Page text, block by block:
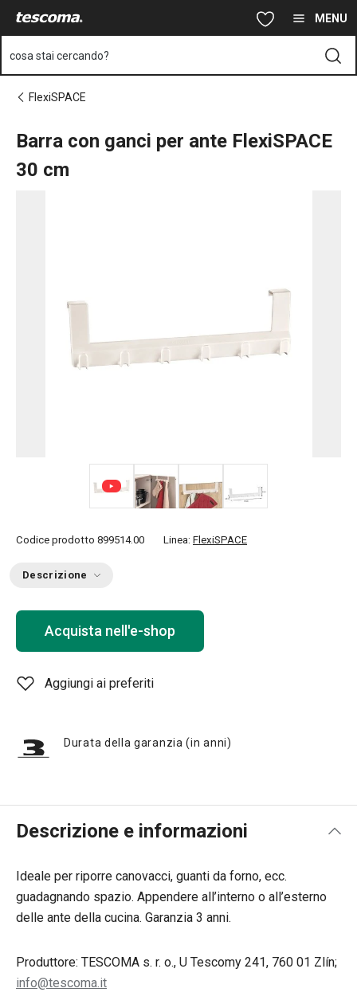
Vai al contenuto principale MENU
cosa stai cercando?
FlexiSPACE
Barra con ganci per ante FlexiSPACE
30 cm
Codice prodotto 899514.00 Linea: FlexiSPACE
Descrizione
Acquista nell'e-shop
Aggiungi ai preferiti
Durata della garanzia (in anni)
Descrizione e informazioni
Ideale per riporre canovacci, guanti da forno, ecc.
guadagnando spazio. Appendere all’interno o all’esterno
delle ante della cucina. Garanzia 3 anni.
Produttore: TESCOMA s. r. o., U Tescomy 241, 760 01 Zlín;
info@tescoma.it